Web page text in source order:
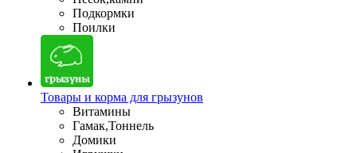
Подкормки
Поилки
Товары и корма для грызунов
Витамины
Гамак,Тоннель
Домики